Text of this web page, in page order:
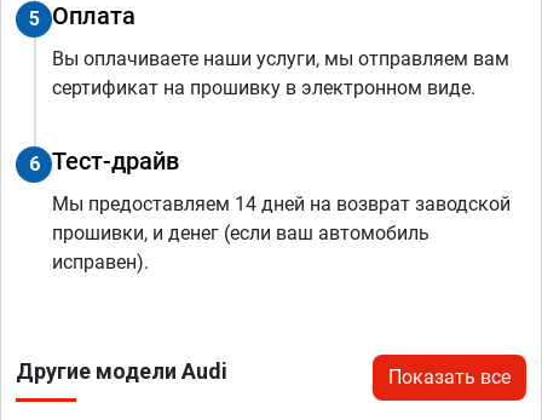
5 Оплата
Вы оплачиваете наши услуги, мы отправляем вам
сертификат на прошивку в электронном виде.
6 Тест-драйв
Мы предоставляем 14 дней на возврат заводской
прошивки, и денег (если ваш автомобиль
исправен).
Другие модели Audi Показать все